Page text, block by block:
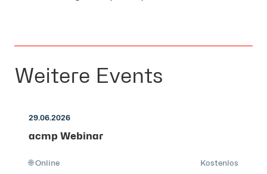
Weitere Events
29.06.2026
acmp Webinar
🌐 Online Kostenlos